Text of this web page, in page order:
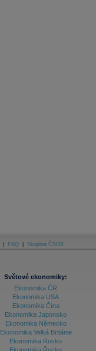
FAQ Skupina ČSOB
Světové ekonomiky:
Ekonomika ČR
Ekonomika USA
Ekonomika Čína
Ekonomika Japonsko
Ekonomika Německo
Ekonomika Velká Británie
Ekonomika Rusko